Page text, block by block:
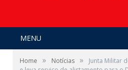
MENU
Home » Notícias »
Junta Militar